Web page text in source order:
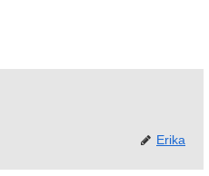
Erika